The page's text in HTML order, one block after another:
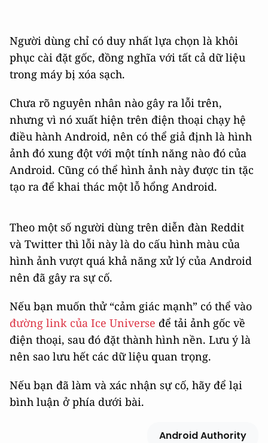
Người dùng chỉ có duy nhất lựa chọn là khôi
phục cài đặt gốc, đồng nghĩa với tất cả dữ liệu
trong máy bị xóa sạch.
Chưa rõ nguyên nhân nào gây ra lỗi trên,
nhưng vì nó xuất hiện trên điện thoại chạy hệ
điều hành Android, nên có thể giả định là hình
ảnh đó xung đột với một tính năng nào đó của
Android. Cũng có thể hình ảnh này được tin tặc
tạo ra để khai thác một lỗ hổng Android.
Theo một số người dùng trên diễn đàn Reddit
và Twitter thì lỗi này là do cấu hình màu của
hình ảnh vượt quá khả năng xử lý của Android
nên đã gây ra sự cố.
Nếu bạn muốn thử “cảm giác mạnh” có thể vào
đường link của Ice Universe để tải ảnh gốc về
điện thoại, sau đó đặt thành hình nền. Lưu ý là
nên sao lưu hết các dữ liệu quan trọng.
Nếu bạn đã làm và xác nhận sự cố, hãy để lại
bình luận ở phía dưới bài.
Android Authority